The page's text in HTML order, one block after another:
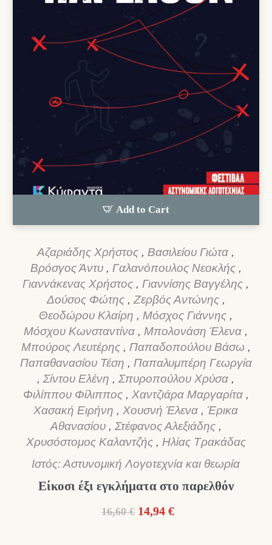
Add to Cart
Αζαριάδης Χρήστος , Βασιλείου Γιώτα ,
Βρόσγος Άντυ , Γαλανόπουλος Νεοκλής ,
Γιαννάκενας Χρήστος , Γιαννίσης Βαγγέλης ,
Δούσος Φώτης , Ζερβός Αντώνης ,
Θεοδώρου Κλαίρη , Μόσχος Γιάννης ,
Μόσχου Κωνσταντίνα , Μπολονάση Έλενα ,
Μπούρος Λευτέρης , Παπαδοπούλου Βάσω ,
Παπαθανασίου Τέση , Παπαλυμπέρη Γεωργία
,Σίντου Ελένη ,Σπυροπούλου Χρύσα ,
Φιλίππου Φίλιππος , Χαντζιάρα Μαργαρίτα ,
Χασακή Ειρήνη , Χουσνή Έλενα , Έρικα
Αθανασίου , Στέφανος Αλεξιάδης ,
Χρυσόστομος Καλαντζής , Ηλίας Τρακάδας
Ιστός: Αστυνομική Λογοτεχνία και θεωρία
Είκοσι έξι εγκλήματα στο παρελθόν
16,60 € Original
14,94 €Η